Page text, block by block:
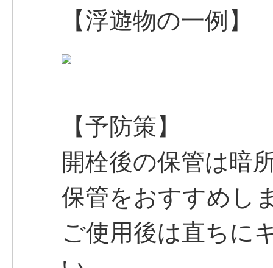
【浮遊物の一例】
【予防策】
開栓後の保管は暗
保管をおすすめし
ご使用後は直ちに